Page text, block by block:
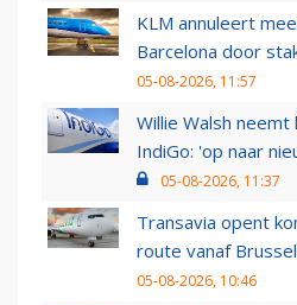
KLM annuleert
Barcelona door
05-08-2026, 11:57
Willie Walsh
IndiGo: 'op naar
05-08-2026, 11:37
Transavia opent
route vanaf
05-08-2026, 10:46